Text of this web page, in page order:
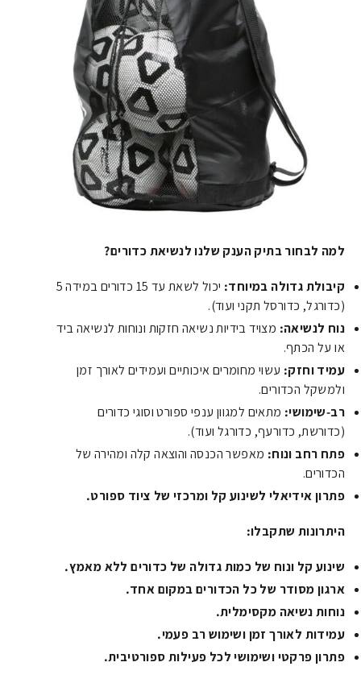
למה לבחור בתיק הענק שלנו לנשיאת כדורים?
קיבולת גדולה במיוחד:
יכול לשאת עד 15 כדורים במידה 5
(כדורגל, כדורסל תקני ועוד).
נוח לנשיאה: מצויד בידיות נשיאה חזקות ונוחות לנשיאה ביד
או על הכתף.
עמיד וחזק: עשוי מחומרים איכותיים ועמידים לאורך זמן
ולמשקל הכדורים.
רב-שימושי: מתאים למגוון ענפי ספורט וסוגי כדורים
(כדורשת, כדורעף, כדורגל ועוד).
פתח רחב ונוח: מאפשר הכנסה והוצאה קלה ומהירה של
הכדורים.
פתרון אידיאלי לשינוע קל ומרכזי של ציוד ספורט.
היתרונות שתקבלו:
שינוע קל ונוח של כמות גדולה של כדורים ללא מאמץ.
ארגון מסודר של כל הכדורים במקום אחד.
נוחות נשיאה מקסימלית.
עמידות לאורך זמן ושימוש רב פעמי.
פתרון פרקטי ושימושי לכל פעילות ספורטיבית.